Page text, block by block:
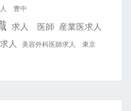
人 豊中
求人 医師 産業医求人
人 美容外科医師求人 東京